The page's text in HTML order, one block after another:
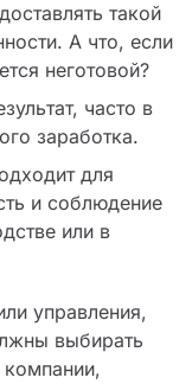
такой
А что, если
неготовой?
часто в
заработка.
для
и соблюдение
или в
управления,
выбирать